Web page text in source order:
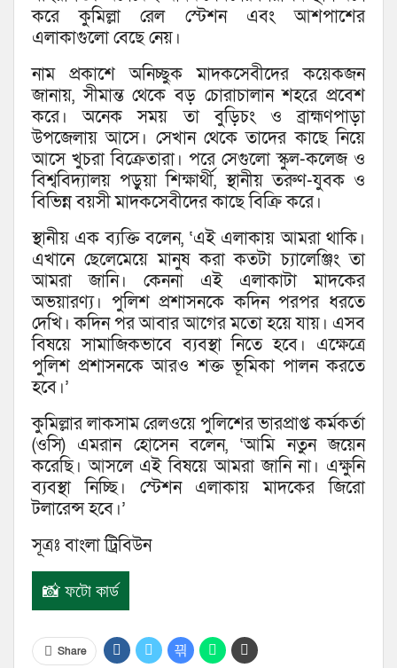
করে কুমিল্লা রেল স্টেশন এবং আশপাশের
এলাকাগুলো বেছে নেয়।
নাম প্রকাশে অনিচ্ছুক মাদকসেবীদের কয়েকজন
জানায়, সীমান্ত থেকে বড় চোরাচালান শহরে প্রবেশ
করে। অনেক সময় তা বুড়িচং ও ব্রাহ্মণপাড়া
উপজেলায় আসে। সেখান থেকে তাদের কাছে নিয়ে
আসে খুচরা বিক্রেতারা। পরে সেগুলো স্কুল-কলেজ ও
বিশ্ববিদ্যালয় পড়ুয়া শিক্ষার্থী, স্থানীয় তরুণ-যুবক ও
বিভিন্ন বয়সী মাদকসেবীদের কাছে বিক্রি করে।
স্থানীয় এক ব্যক্তি বলেন, ‘এই এলাকায় আমরা থাকি।
এখানে ছেলেমেয়ে মানুষ করা কতটা চ্যালেঞ্জিং তা
আমরা জানি। কেননা এই এলাকাটা মাদকের
অভয়ারণ্য। পুলিশ প্রশাসনকে কদিন পরপর ধরতে
দেখি। কদিন পর আবার আগের মতো হয়ে যায়। এসব
বিষয়ে সামাজিকভাবে ব্যবস্থা নিতে হবে। এক্ষেত্রে
পুলিশ প্রশাসনকে আরও শক্ত ভূমিকা পালন করতে
হবে।’
কুমিল্লার লাকসাম রেলওয়ে পুলিশের ভারপ্রাপ্ত কর্মকর্তা
(ওসি) এমরান হোসেন বলেন, ‘আমি নতুন জয়েন
করেছি। আসলে এই বিষয়ে আমরা জানি না। এক্ষুনি
ব্যবস্থা নিচ্ছি। স্টেশন এলাকায় মাদকের জিরো
টলারেন্স হবে।’
সূত্রঃ বাংলা ট্রিবিউন
📸 ফটো কার্ড
Share